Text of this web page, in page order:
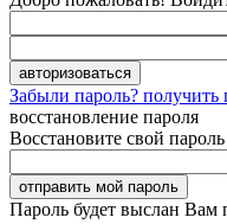
Забыли пароль?
восстановление пароля
Восстановите свой пароль
Пароль будет выслан Вам